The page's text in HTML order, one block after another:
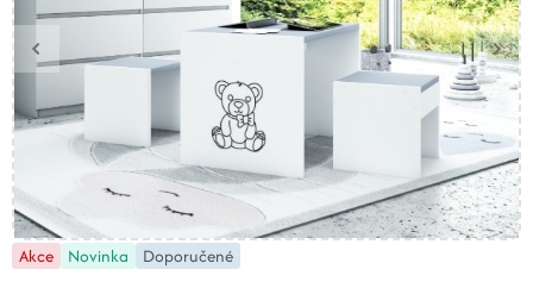
Akce Novinka Doporučené